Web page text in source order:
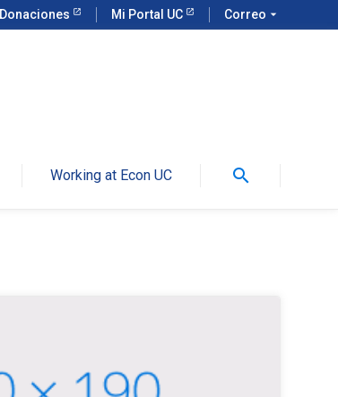
Donaciones Mi Portal UC Correo arrow_drop_down
Working at Econ UC search